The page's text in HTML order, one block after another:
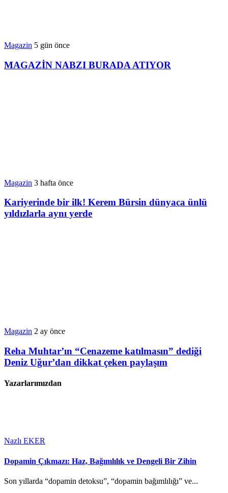
Magazin 5 gün önce
MAGAZİN NABZI BURADA ATIYOR
Magazin 3 hafta önce
Kariyerinde bir ilk! Kerem Bürsin dünyaca ünlü
yıldızlarla aynı yerde
Magazin 2 ay önce
Reha Muhtar’ın “Cenazeme katılmasın” dediği
Deniz Uğur’dan dikkat çeken paylaşım
Yazarlarımızdan
Nazlı EKER
Dopamin Çıkmazı: Haz, Bağımlılık ve Dengeli Bir Zihin
Son yıllarda “dopamin detoksu”, “dopamin bağımlılığı” ve...